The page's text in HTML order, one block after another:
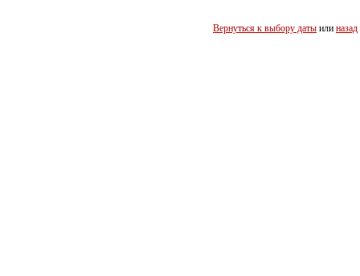
Вернуться к выбору даты или назад